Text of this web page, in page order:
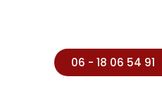
06 - 18 06 54 91